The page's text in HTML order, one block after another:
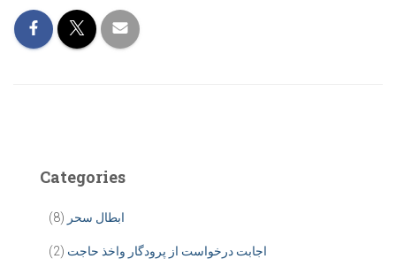
Categories
ابطال سحر (8)
اجابت درخواست از پرودگار واخذ حاجت (2)